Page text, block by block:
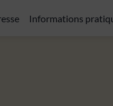
Informations